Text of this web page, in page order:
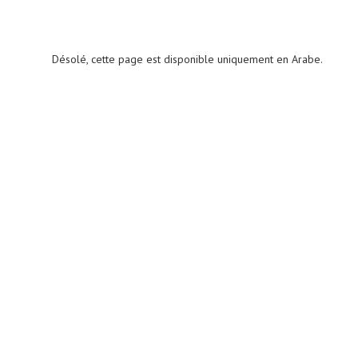
Désolé, cette page est disponible uniquement en Arabe.